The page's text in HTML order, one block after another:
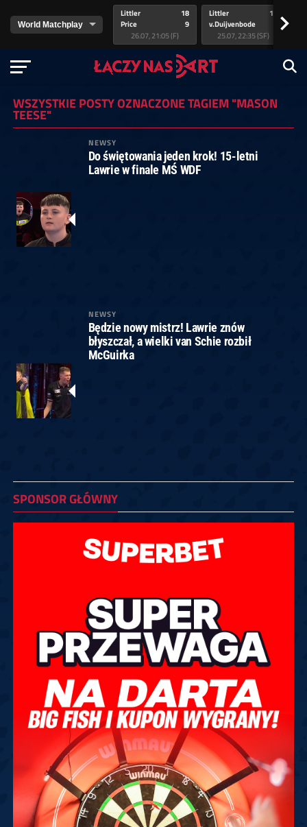
Littler
Price
18
9
26.07, 21:05 (F)
Littler
v.Duijvenbode
17
25.07, 22:35 (SF)
>
WSZYSTKIE POSTY OZNACZONE TAGIEM "MASON
TEESE"
NEWSY
Do świętowania jeden krok! 15-letni
Lawrie w finale MŚ WDF
NEWSY
Będzie nowy mistrz! Lawrie znów
błyszczał, a wielki van Schie rozbił
McGuirka
SPONSOR GŁÓWNY